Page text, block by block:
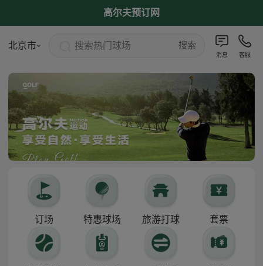
高尔夫预订网
北京市 搜索热门球场 搜索
消息 客服
订场 特惠球场 旅游打球 套票